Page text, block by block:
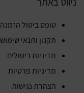
טופס ביטול הזמנה
תקנון ותנאי שימוש
מדיניות ביטולים
מדיניות פרטיות
הצהרת נגישות